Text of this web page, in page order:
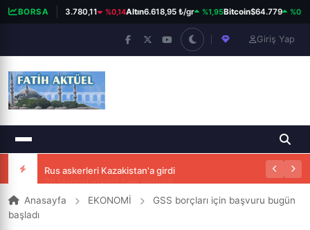
BORSA
BIST 100 13.780,11 %0,14Altın6.618,95 ₺/gr %1,95Bitcoin$64.779 %0,25
Giriş Yap
Rus askerleri Kazakistan'a girdi
Anasayfa EKONOMİ
GSS borçları için başvuru bugün
başladı